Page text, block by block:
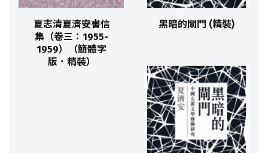
夏志清夏濟安書信
集（卷三：1955-
1959）（簡體字
版．精裝）
黑暗的閘門 (精裝)